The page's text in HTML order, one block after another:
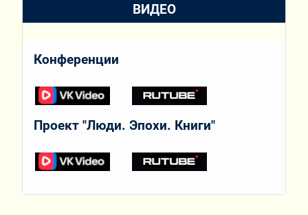
ВИДЕО
Конференции
Проект "Люди. Эпохи. Книги"